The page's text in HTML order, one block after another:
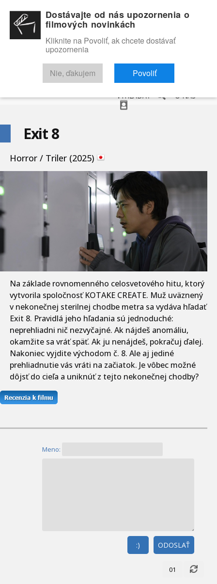
RECENZIE TRAILERY FILMOVÁ DATABÁZA
VYHĽADAŤ O NÁS
Exit 8
Horror / Triler (2025)
Na základe rovnomenného celosvetového hitu, ktorý
vytvorila spoločnosť KOTAKE CREATE. Muž uväznený
v nekonečnej sterilnej chodbe metra sa vydáva hľadať
Exit 8. Pravidlá jeho hľadania sú jednoduché:
neprehliadni nič nezvyčajné. Ak nájdeš anomáliu,
okamžite sa vráť späť. Ak ju nenájdeš, pokračuj ďalej.
Nakoniec vyjdite východom č. 8. Ale aj jediné
prehliadnutie vás vráti na začiatok. Je vôbec možné
dôjsť do cieľa a uniknúť z tejto nekonečnej chodby?
Meno:
ODOSLAŤ
:)
01
Dostávajte od nás upozornenia o
filmových novinkách
Kliknite na Povoliť, ak chcete dostávať
upozornenia
Nie, ďakujem Povoliť